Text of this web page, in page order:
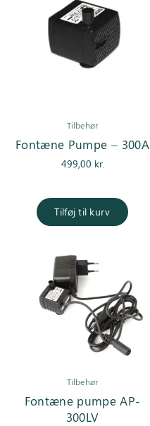
Tilbehør
Fontæne Pumpe – 300A
499,00 kr.
Tilføj til kurv
Tilbehør
Fontæne pumpe AP-
300LV